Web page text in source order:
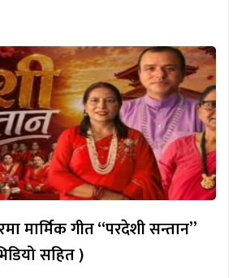
मार्मिक गीत “परदेशी सन्तान”
सहित )